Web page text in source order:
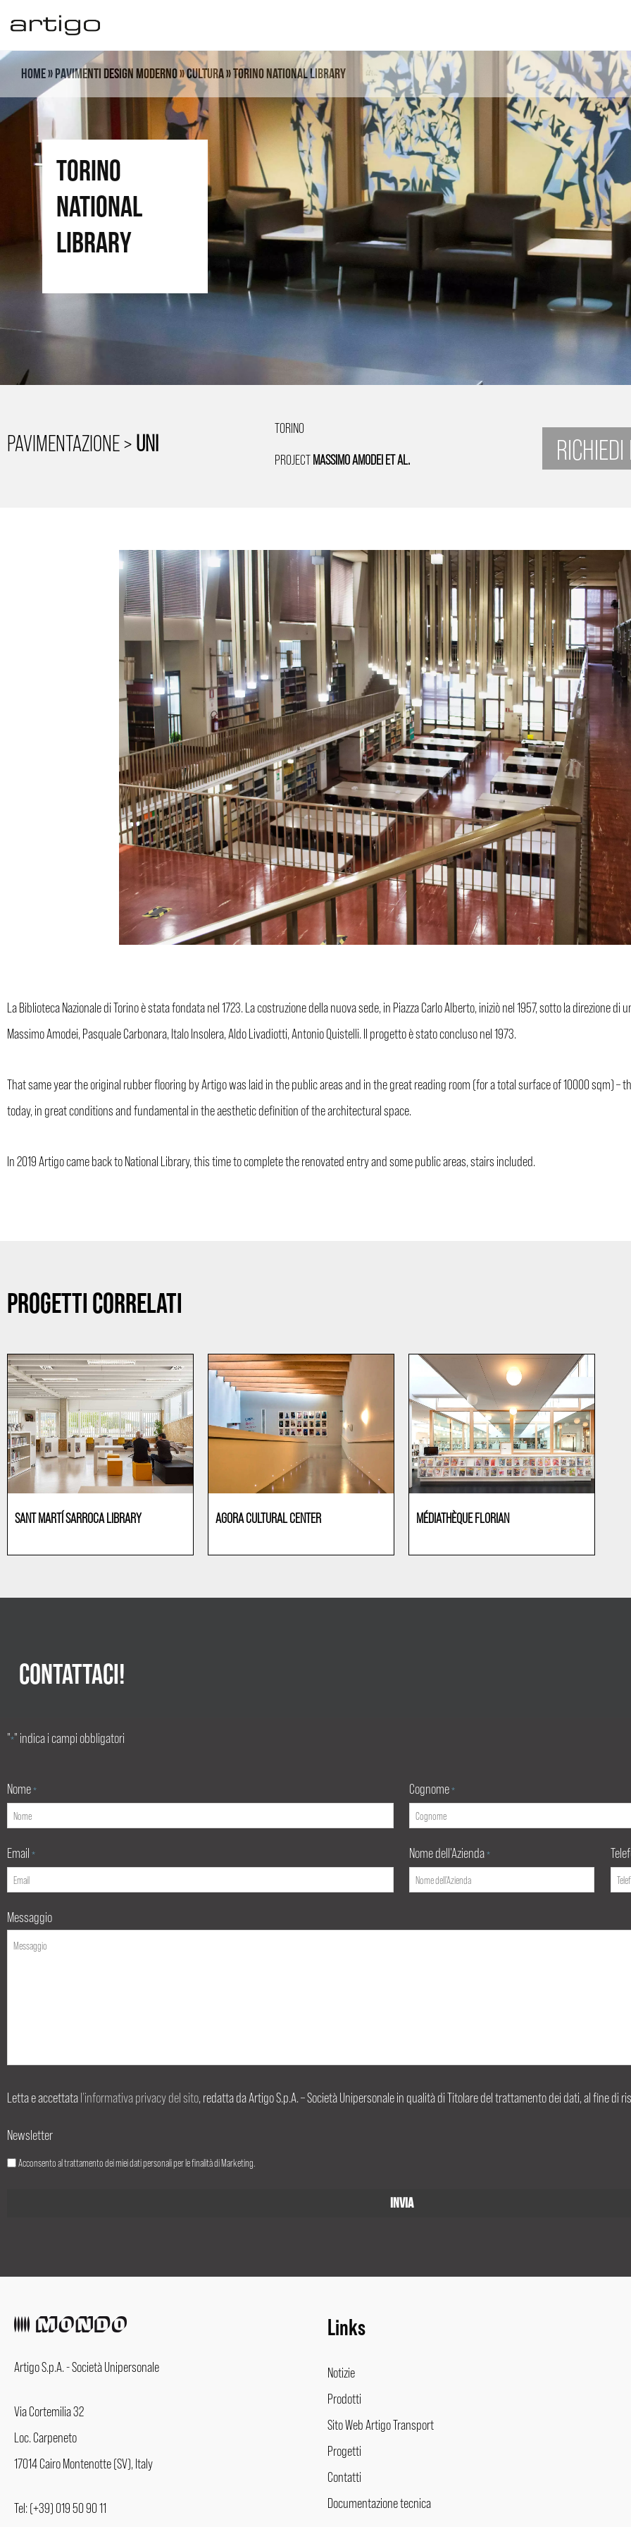
contenuto
Home»Pavimenti design moderno»Cultura»Torino National Library
torino
national
library
PAVIMENTAZIONE >UNI
TORINO
PROJECTMASSIMO AMODEI ET AL.
La Biblioteca Nazionale di Torino è stata fondata nel 1723. La costruzione della nuova sede, in Piazza Carlo Alberto, iniziò nel 1957, sotto la direzione
Massimo Amodei, Pasquale Carbonara, Italo Insolera, Aldo Livadiotti, Antonio Quistelli. Il progetto è stato concluso nel 1973.
That same year the original rubber flooring by Artigo was laid in the public areas and in the great reading room (for a total surface of 10000 sqm) –
today, in great conditions and fundamental in the aesthetic definition of the architectural space.
In 2019 Artigo came back to National Library, this time to complete the renovated entry and some public areas, stairs included.
PROGETTI CORRELATI
SANT MARTÍ SARROCA LIBRARY AGORA CULTURAL CENTER MÉDIATHÈQUE FLORIAN
CONTATTACI!
"*" indica i campi obbligatori
Nome * Cognome *
Email * Nome dell'Azienda *
Messaggio
Letta e accettatal’informativa privacy del sito, redatta da Artigo S.p.A. – Società Unipersonale in qualità di Titolare del trattamento dei dati, al fine di
Newsletter
Acconsento al trattamento dei miei dati personali per le finalità di Marketing.
Artigo S.p.A. - Società Unipersonale
Via Cortemilia 32
Loc. Carpeneto
17014 Cairo Montenotte (SV), Italy
Tel: (+39) 019 50 90 11
Links
Notizie
Prodotti
Sito Web Artigo Transport
Progetti
Contatti
Documentazione tecnica